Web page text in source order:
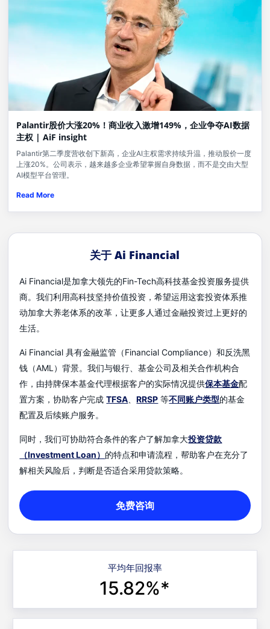
Palantir股价大涨20%！商业收入激增149%，企业争夺AI数据
主权 | AiF insight
Palantir第二季度营收创下新高，企业AI主权需求持续升温，推动股价一度
上涨20%。公司表示，越来越多企业希望掌握自身数据，而不是交由大型
AI模型平台管理。
Read More
关于 Ai Financial
Ai Financial是加拿大领先的Fin-Tech高科技基金投资服务提供
商。我们利用高科技坚持价值投资，希望运用这套投资体系推
动加拿大养老体系的改革，让更多人通过金融投资过上更好的
生活。
Ai Financial 具有金融监管（Financial Compliance）和反洗黑
钱（AML）背景。我们与银行、基金公司及相关合作机构合
作，由持牌保本基金代理根据客户的实际情况提供保本基金配
置方案，协助客户完成TFSA 、RRSP 等不同账户类型的基金
配置及后续账户服务。
同时，我们可协助符合条件的客户了解加拿大投资贷款
（Investment Loan） 的特点和申请流程，帮助客户在充分了
解相关风险后，判断是否适合采用贷款策略。
免费咨询
平均年回报率
15.82%*